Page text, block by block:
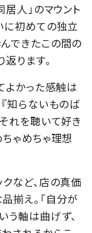
人」のマウント
に初めての独立
できたこの間の
ります。
よかった感触は
知らないものば
れを聴いて好き
ちゃめちゃ理想
など、店の真価
揃え。「自分が
う軸は曲げず、